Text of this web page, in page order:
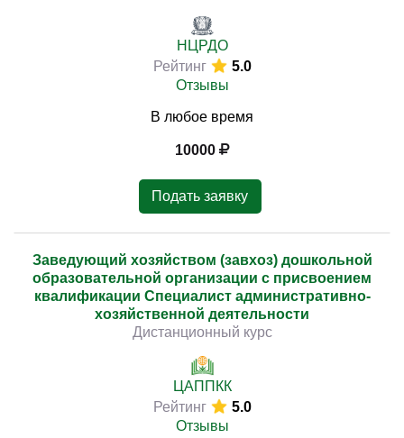
НЦРДО
Рейтинг
5.0
Отзывы
В любое время
10000
Подать заявку
Заведующий хозяйством (завхоз) дошкольной
образовательной организации с присвоением
квалификации Специалист административно-
хозяйственной деятельности
Дистанционный курс
ЦАППКК
Рейтинг
5.0
Отзывы